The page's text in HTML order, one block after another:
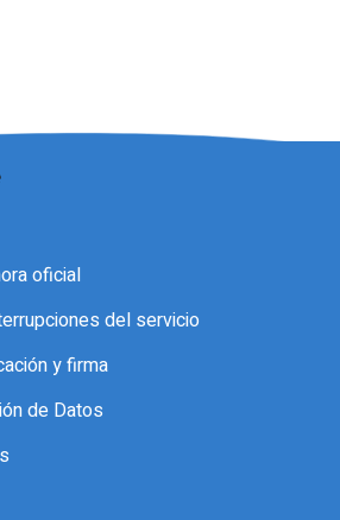
oficial
del servicio
y firma
de Datos